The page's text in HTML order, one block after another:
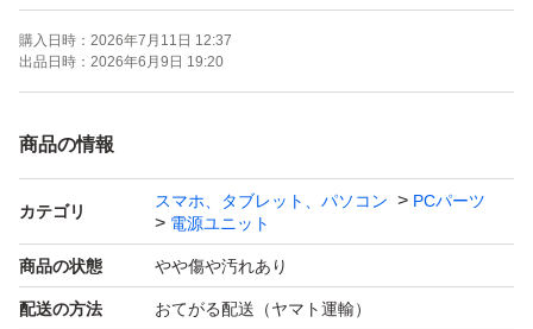
購入日時： 2026年7月11日 12:37
出品日時： 2026年6月9日 19:20
商品の情報
カテゴリ
スマホ、タブレット、パソコン
PCパーツ
電源ユニット
商品の状態 やや傷や汚れあり
配送の方法 おてがる配送（ヤマト運輸）